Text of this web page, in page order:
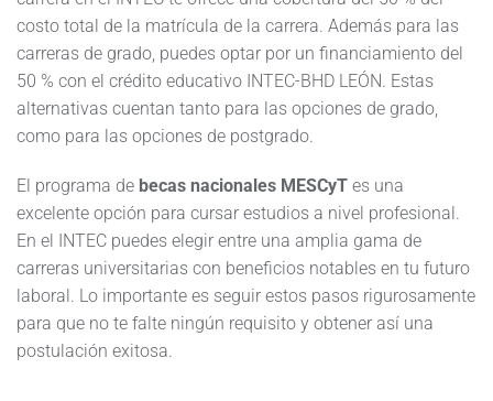
costo total de la matrícula de la carrera. Además para las
carreras de grado, puedes optar por un financiamiento del
50 % con el crédito educativo INTEC-BHD LEÓN. Estas
alternativas cuentan tanto para las opciones de grado,
como para las opciones de postgrado.
El programa de becas nacionales MESCyT es una
excelente opción para cursar estudios a nivel profesional.
En el INTEC puedes elegir entre una amplia gama de
carreras universitarias con beneficios notables en tu futuro
laboral. Lo importante es seguir estos pasos rigurosamente
para que no te falte ningún requisito y obtener así una
postulación exitosa.